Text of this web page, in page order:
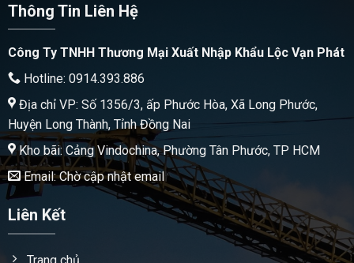
Thông Tin Liên Hệ
Công Ty TNHH Thương Mại Xuất Nhập Khẩu Lộc Vạn Phát
Hotline: 0914.393.886
Địa chỉ VP: Số 1356/3, ấp Phước Hòa, Xã Long Phước,
Huyện Long Thành, Tỉnh Đồng Nai
Kho bãi: Cảng Vindochina, Phường Tân Phước, TP HCM
Email: Chờ cập nhật email
Liên Kết